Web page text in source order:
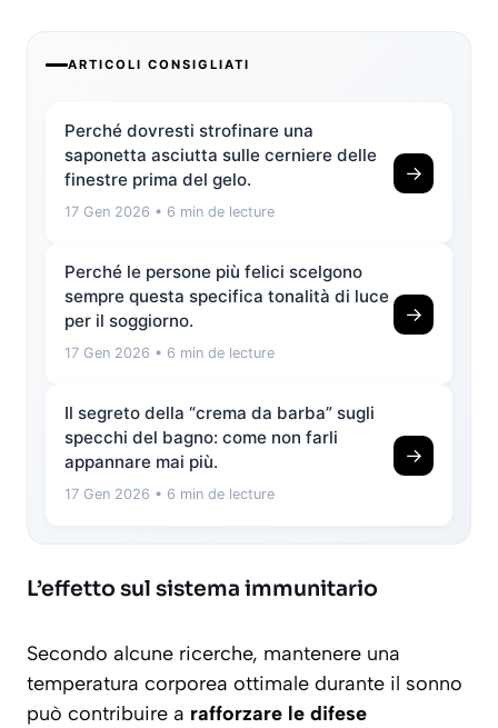
ARTICOLI CONSIGLIATI
Perché dovresti strofinare una
saponetta asciutta sulle cerniere delle
finestre prima del gelo.
17 Gen 2026 • 6 min de lecture
→
Perché le persone più felici scelgono
sempre questa specifica tonalità di luce
per il soggiorno.
17 Gen 2026 • 6 min de lecture
→
Il segreto della “crema da barba” sugli
specchi del bagno: come non farli
appannare mai più.
17 Gen 2026 • 6 min de lecture
→
L’effetto sul sistema immunitario
Secondo alcune ricerche, mantenere una
temperatura corporea ottimale durante il sonno
può contribuire a rafforzare le difese